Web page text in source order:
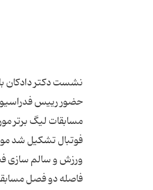
نشست دكتر دادكان
حضور رییس
مسابقات لیگ برتر
فوتبال تشكیل شد